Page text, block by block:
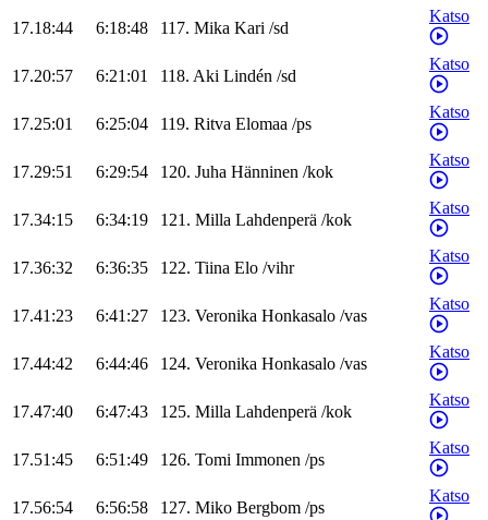
17.18:44 6:18:48 117. Mika Kari /sd
Katso
17.20:57 6:21:01 118. Aki Lindén /sd
Katso
17.25:01 6:25:04 119. Ritva Elomaa /ps
Katso
17.29:51 6:29:54 120. Juha Hänninen /kok
Katso
17.34:15 6:34:19 121. Milla Lahdenperä /kok
Katso
17.36:32 6:36:35 122. Tiina Elo /vihr
Katso
17.41:23 6:41:27 123. Veronika Honkasalo /vas
Katso
17.44:42 6:44:46 124. Veronika Honkasalo /vas
Katso
17.47:40 6:47:43 125. Milla Lahdenperä /kok
Katso
17.51:45 6:51:49 126. Tomi Immonen /ps
Katso
17.56:54 6:56:58 127. Miko Bergbom /ps
Katso